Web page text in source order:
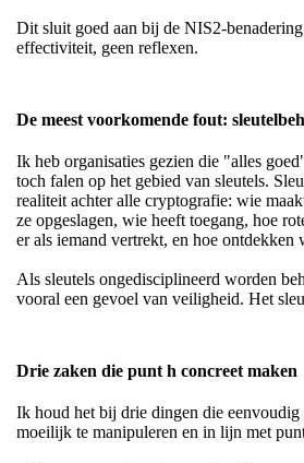
Dit sluit goed aan bij de NIS2-
effectiviteit, geen reflexen.
De meest voorkomende fout:
Ik heb organisaties gezien die "alles
toch falen op het gebied van sleutels.
realiteit achter alle cryptografie: wie
ze opgeslagen, wie heeft toegang, hoe
er als iemand vertrekt, en hoe ontdekken
Als sleutels ongedisciplineerd worden
vooral een gevoel van veiligheid. Het
Drie zaken die punt h concreet maken
Ik houd het bij drie dingen die
moeilijk te manipuleren en in lijn met